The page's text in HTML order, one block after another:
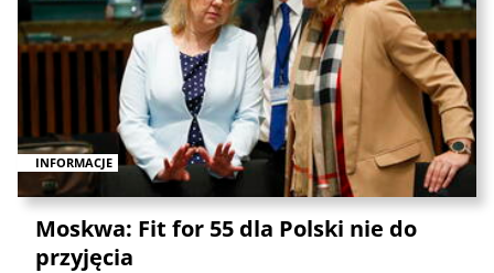
INFORMACJE
Moskwa: Fit for 55 dla Polski nie do
przyjęcia